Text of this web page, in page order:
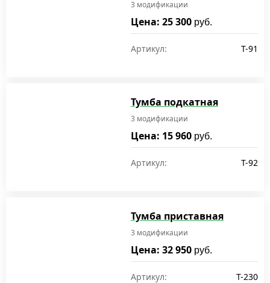
3 модификации
Цена: 25 300 руб.
Артикул: T-91
Тумба подкатная
3 модификации
Цена: 15 960 руб.
Артикул: T-92
Тумба приставная
3 модификации
Цена: 32 950 руб.
Артикул: T-230